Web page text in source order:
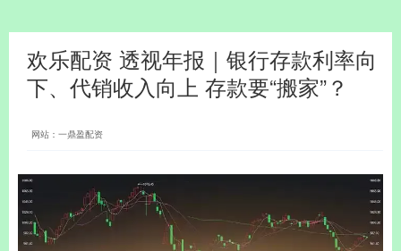
欢乐配资 透视年报｜银行存款利率向
下、代销收入向上 存款要“搬家”？
网站：一鼎盈配资